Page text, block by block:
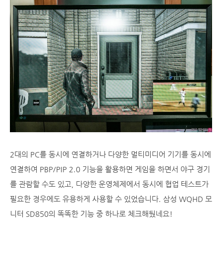
2대의 PC를 동시에 연결하거나 다양한 멀티미디어 기기를 동시에
연결하여 PBP/PIP 2.0 기능을 활용하면 게임을 하면서 야구 경기
를 관람할 수도 있고, 다양한 운영체제에서 동시에 협업 테스트가
필요한 경우에도 유용하게 사용할 수 있었습니다. 삼성 WQHD 모
니터 SD850의 똑똑한 기능 중 하나로 체크해뒀네요!